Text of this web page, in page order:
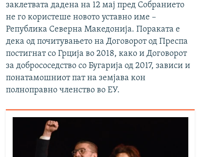
заклетвата дадена на 12 мај пред Собранието
не го користеше новото уставно име –
Република Северна Македонија. Пораката е
дека од почитувањето на Договорот од Преспа
постигнат со Грција во 2018, како и Договорот
за добрососедство со Бугарија од 2017, зависи и
понатамошниот пат на земјава кон
полноправно членство во ЕУ.